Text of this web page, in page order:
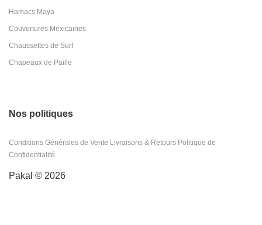
Hamacs Maya
Couvertures Mexicaines
Chaussettes de Surf
Chapeaux de Paille
Nos politiques
Conditions Générales de Vente Livraisons & Retours Politique de
Confidentialité
Pakal © 2026